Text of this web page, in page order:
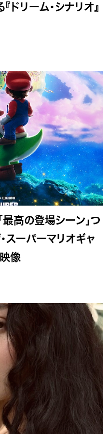
ドリーム・シナリオ』
最高の登場シーン」つ
スーパーマリオギャ
像